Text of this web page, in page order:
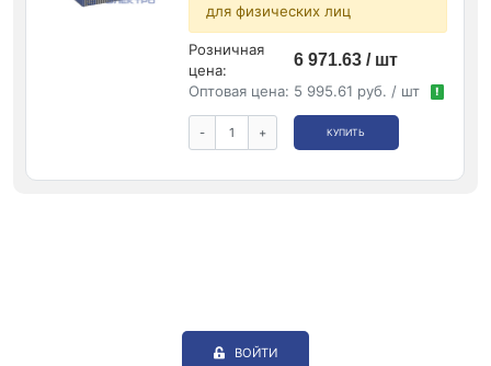
для физических лиц
Розничная
цена:
6 971.63 / шт
Оптовая цена: 5 995.61 руб. / шт !
- + КУПИТЬ
ВОЙТИ